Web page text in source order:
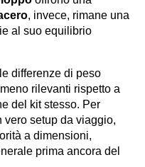
, invece, rimane una
al suo equilibrio
differenze di peso
rilevanti rispetto a
del kit stesso. Per
vero setup da viaggio,
a dimensioni,
prima ancora del